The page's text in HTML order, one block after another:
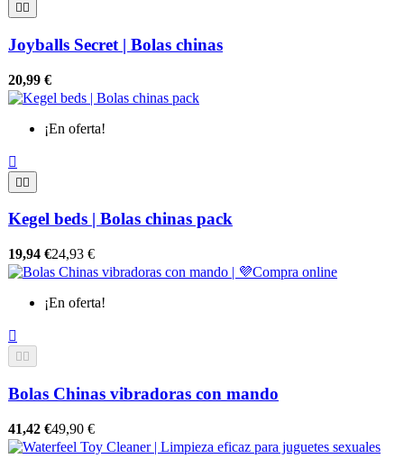
 
Joyballs Secret | Bolas chinas
20,99 €
¡En oferta!


Kegel beds | Bolas chinas pack
19,94 €24,93 €
¡En oferta!

 
Bolas Chinas vibradoras con mando
41,42 €49,90 €